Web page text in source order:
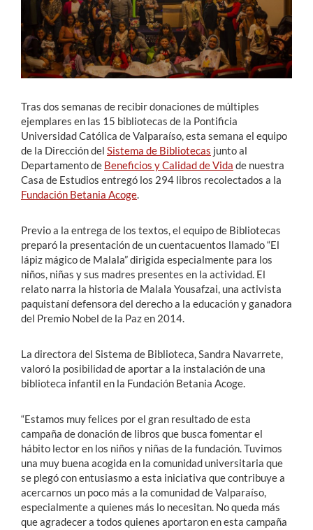
Funcionarios
Alumni
Tras dos semanas de recibir donaciones de múltiples
ejemplares en las 15 bibliotecas de la Pontificia
Universidad Católica de Valparaíso, esta semana el equipo
de la Dirección del Sistema de Bibliotecas junto al
Departamento de Beneficios y Calidad de Vida de nuestra
Casa de Estudios entregó los 294 libros recolectados a la
Fundación Betania Acoge
Previo a la entrega de los textos, el equipo de Bibliotecas
preparó la presentación de un cuentacuentos llamado “El
lápiz mágico de Malala” dirigida especialmente para los
niños, niñas y sus madres presentes en la actividad. El
relato narra la historia de Malala Yousafzai, una activista
paquistaní defensora del derecho a la educación y ganadora
del Premio Nobel de la Paz en 2014.
La directora del Sistema de Biblioteca, Sandra Navarrete,
valoró la posibilidad de aportar a la instalación de una
biblioteca infantil en la Fundación Betania Acoge.
“Estamos muy felices por el gran resultado de esta
campaña de donación de libros que busca fomentar el
hábito lector en los niños y niñas de la fundación. Tuvimos
una muy buena acogida en la comunidad universitaria que
se plegó con entusiasmo a esta iniciativa que contribuye a
acercarnos un poco más a la comunidad de Valparaíso,
especialmente a quienes más lo necesitan. No queda más
que agradecer a todos quienes aportaron en esta campaña